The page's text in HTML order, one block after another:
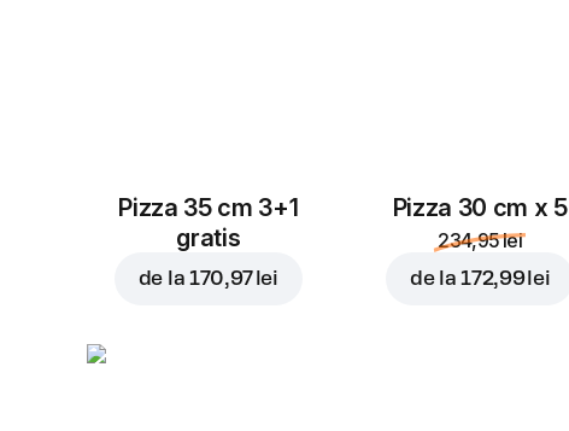
Pizza 35 cm 3+1
gratis
de la 170,97 lei
Pizza 30 cm x 5
234,95 lei
de la172,99 lei